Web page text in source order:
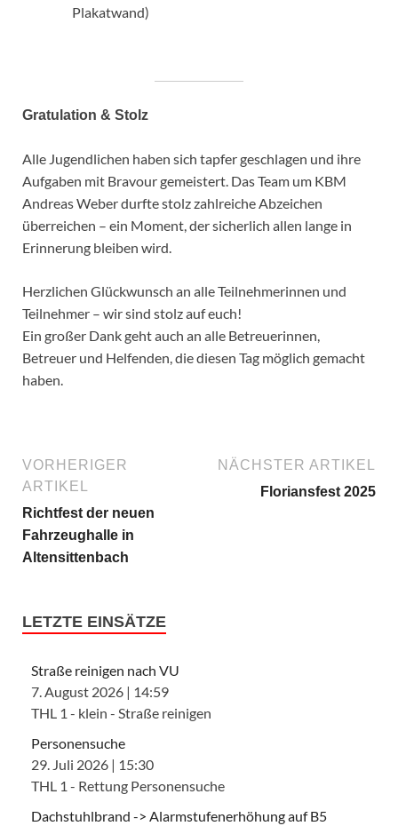
Plakatwand)
Gratulation & Stolz
Alle Jugendlichen haben sich tapfer geschlagen und ihre
Aufgaben mit Bravour gemeistert. Das Team um KBM
Andreas Weber durfte stolz zahlreiche Abzeichen
überreichen – ein Moment, der sicherlich allen lange in
Erinnerung bleiben wird.
Herzlichen Glückwunsch an alle Teilnehmerinnen und
Teilnehmer – wir sind stolz auf euch!
Ein großer Dank geht auch an alle Betreuerinnen,
Betreuer und Helfenden, die diesen Tag möglich gemacht
haben.
VORHERIGER
ARTIKEL
Richtfest der neuen
Fahrzeughalle in
Altensittenbach
NÄCHSTER ARTIKEL
Floriansfest 2025
LETZTE EINSÄTZE
Straße reinigen nach VU
7. August 2026 | 14:59
THL 1 - klein - Straße reinigen
Personensuche
29. Juli 2026 | 15:30
THL 1 - Rettung Personensuche
Dachstuhlbrand -> Alarmstufenerhöhung auf B5